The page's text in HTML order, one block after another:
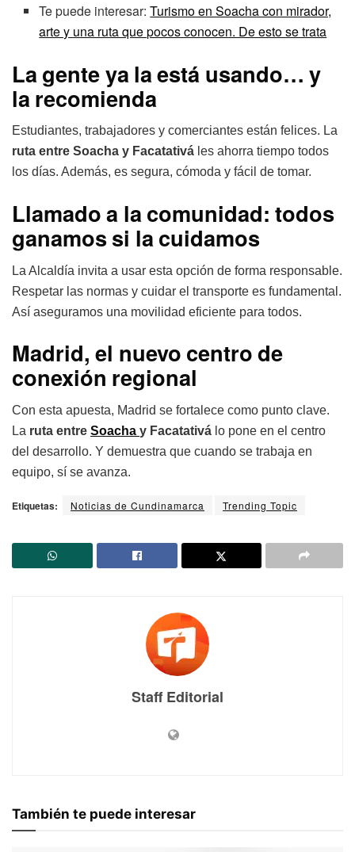
Te puede interesar:Turismo en Soacha con mirador,
arte y una ruta que pocos conocen. De esto se trata
La gente ya la está usando… y
la recomienda
Estudiantes, trabajadores y comerciantes están felices. La
ruta entre Soacha y Facatativá les ahorra tiempo todos
los días. Además, es segura, cómoda y fácil de tomar.
Llamado a la comunidad: todos
ganamos si la cuidamos
La Alcaldía invita a usar esta opción de forma responsable.
Respetar las normas y cuidar el transporte es fundamental.
Así aseguramos una movilidad eficiente para todos.
Madrid, el nuevo centro de
conexión regional
Con esta apuesta, Madrid se fortalece como punto clave.
La ruta entre Soacha y Facatativá lo pone en el centro
del desarrollo. Y demuestra que cuando se trabaja en
equipo, sí se avanza.
Etiquetas: Noticias de Cundinamarca Trending Topic
Staff Editorial
También te puede interesar